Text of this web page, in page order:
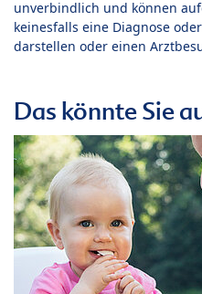
unverbindlich und können
keinesfalls eine Diagnose
darstellen oder einen
Das könnte Sie